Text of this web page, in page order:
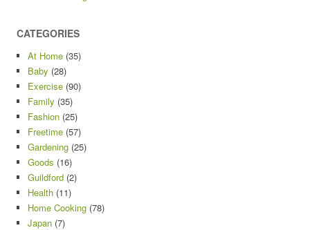
CATEGORIES
At Home (35)
Baby (28)
Exercise (90)
Family (35)
Fashion (25)
Freetime (57)
Gardening (25)
Goods (16)
Guildford (2)
Health (11)
Home Cooking (78)
Japan (7)